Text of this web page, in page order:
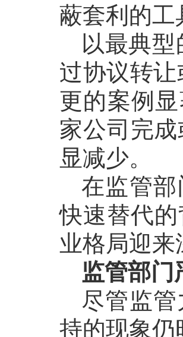
蔽套利的工
以最典型
过协议转让
更的案例
家公司完
显减少。
在监管
快速替代
业格局迎
监管部门
尽管监
持的现象仍